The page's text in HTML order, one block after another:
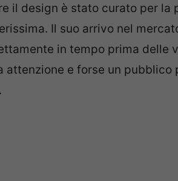
il design è stato curato per
Il suo arrivo nel
in tempo prima delle
attenzione e forse un